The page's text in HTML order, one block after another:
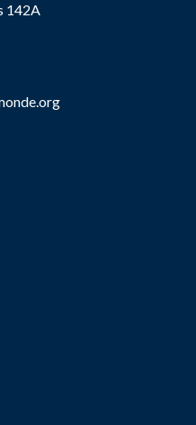
142A